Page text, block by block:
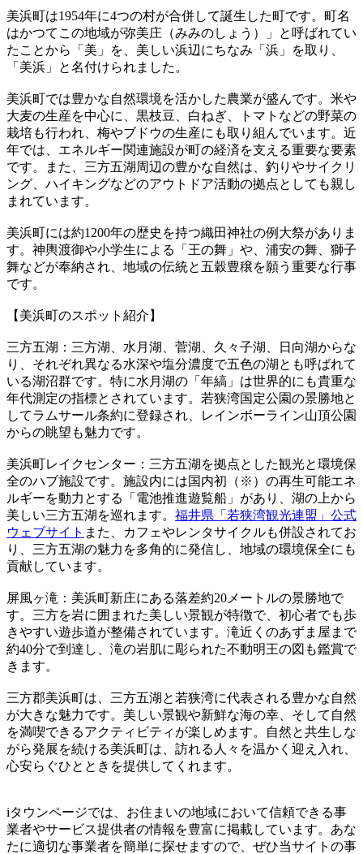
美浜町は1954年に4つの村が合併して誕生した町です。町名
はかつてこの地域が弥美庄（みみのしょう）」と呼ばれてい
たことから「美」を、美しい浜辺にちなみ「浜」を取り、
「美浜」と名付けられました。
美浜町では豊かな自然環境を活かした農業が盛んです。米や
大麦の生産を中心に、黒枝豆、白ねぎ、トマトなどの野菜の
栽培も行われ、梅やブドウの生産にも取り組んでいます。近
年では、エネルギー関連施設が町の経済を支える重要な要素
です。また、三方五湖周辺の豊かな自然は、釣りやサイクリ
ング、ハイキングなどのアウトドア活動の拠点としても親し
まれています。
美浜町には約1200年の歴史を持つ織田神社の例大祭がありま
す。神輿渡御や小学生による「王の舞」や、浦安の舞、獅子
舞などが奉納され、地域の伝統と五穀豊穣を願う重要な行事
です。
【美浜町のスポット紹介】
三方五湖：三方湖、水月湖、菅湖、久々子湖、日向湖からな
り、それぞれ異なる水深や塩分濃度で五色の湖とも呼ばれて
いる湖沼群です。特に水月湖の「年縞」は世界的にも貴重な
年代測定の指標とされています。若狭湾国定公園の景勝地と
してラムサール条約に登録され、レインボーライン山頂公園
からの眺望も魅力です。
美浜町レイクセンター：三方五湖を拠点とした観光と環境保
全のハブ施設です。施設内には国内初（※）の再生可能エネ
ルギーを動力とする「電池推進遊覧船」があり、湖の上から
美しい三方五湖を巡れます。 福井県「若狭湾観光連盟」公式
ウェブサイト また、カフェやレンタサイクルも併設されてお
り、三方五湖の魅力を多角的に発信し、地域の環境保全にも
貢献しています。
屏風ヶ滝：美浜町新庄にある落差約20メートルの景勝地で
す。三方を岩に囲まれた美しい景観が特徴で、初心者でも歩
きやすい遊歩道が整備されています。滝近くのあずま屋まで
約40分で到達し、滝の岩肌に彫られた不動明王の図も鑑賞で
きます。
三方郡美浜町は、三方五湖と若狭湾に代表される豊かな自然
が大きな魅力です。美しい景観や新鮮な海の幸、そして自然
を満喫できるアクティビティが楽しめます。自然と共生しな
がら発展を続ける美浜町は、訪れる人々を温かく迎え入れ、
心安らぐひとときを提供してくれます。
iタウンページでは、お住まいの地域において信頼できる事
業者やサービス提供者の情報を豊富に掲載しています。あな
たに適切な事業者を簡単に探せますので、ぜひ当サイトの事